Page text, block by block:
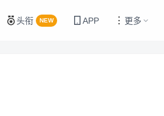
头衔 NEW APP 更多